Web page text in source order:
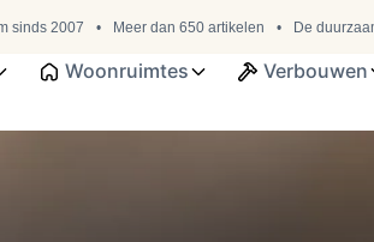
sinds 2007 Meer dan 650 artikelen De
Woonruimtes Verbouwen